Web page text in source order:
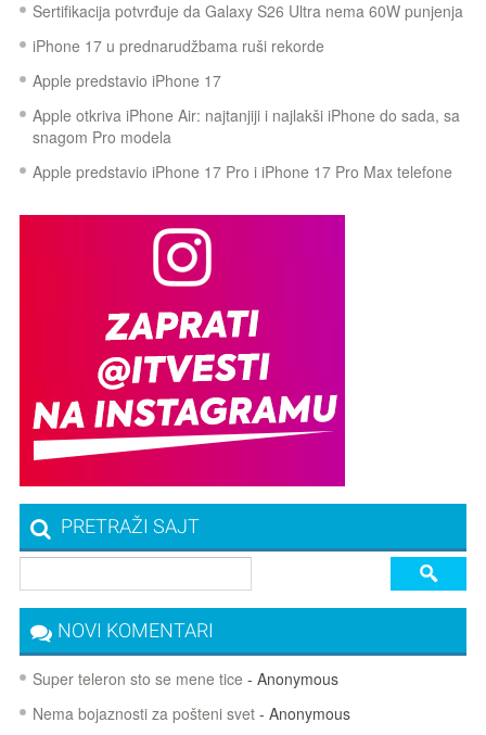
Sertifikacija potvrđuje da Galaxy S26 Ultra nema 60W punjenja
iPhone 17 u prednarudžbama ruši rekorde
Apple predstavio iPhone 17
Apple otkriva iPhone Air: najtanjiji i najlakši iPhone do sada, sa
snagom Pro modela
Apple predstavio iPhone 17 Pro i iPhone 17 Pro Max telefone
PRETRAŽI SAJT
NOVI KOMENTARI
Super teleron sto se mene tice - Anonymous
Nema bojaznosti za pošteni svet- Anonymous